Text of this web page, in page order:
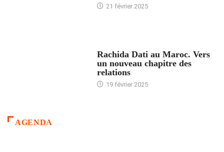
21 février 2025
Rachida Dati au Maroc. Vers
un nouveau chapitre des
relations
19 février 2025
AGENDA